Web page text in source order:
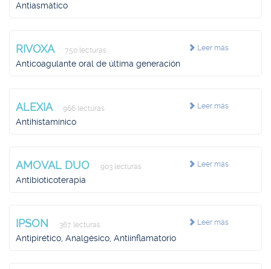
Antiasmático
Leer más
RIVOXA 750 lecturas
Anticoagulante oral de última generación
Leer más
ALEXIA 966 lecturas
Antihistamínico
Leer más
AMOVAL DUO 903 lecturas
Antibioticoterapia
Leer más
IPSON 367 lecturas
Antipirético, Analgésico, Antiinflamatorio